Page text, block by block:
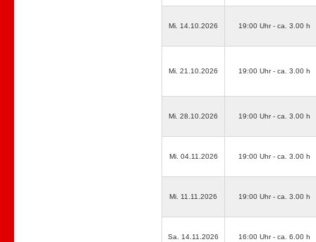
Mi. 14.10.2026 19:00 Uhr - ca. 3.00 h
Mi. 21.10.2026 19:00 Uhr - ca. 3.00 h
Mi. 28.10.2026 19:00 Uhr - ca. 3.00 h
Mi. 04.11.2026 19:00 Uhr - ca. 3.00 h
Mi. 11.11.2026 19:00 Uhr - ca. 3.00 h
Sa. 14.11.2026 16:00 Uhr - ca. 6.00 h